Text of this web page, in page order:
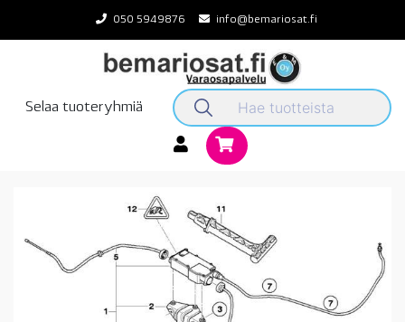
content
050 5949876 info@bemariosat.fi
Selaa tuoteryhmiä